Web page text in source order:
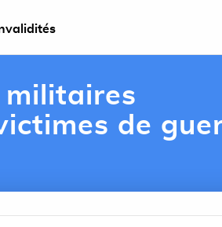
militaires
de